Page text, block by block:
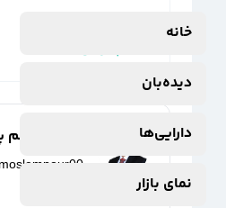
خانه
دیده‌بان
دارایی‌ها
نمای بازار
مهدی مسلم